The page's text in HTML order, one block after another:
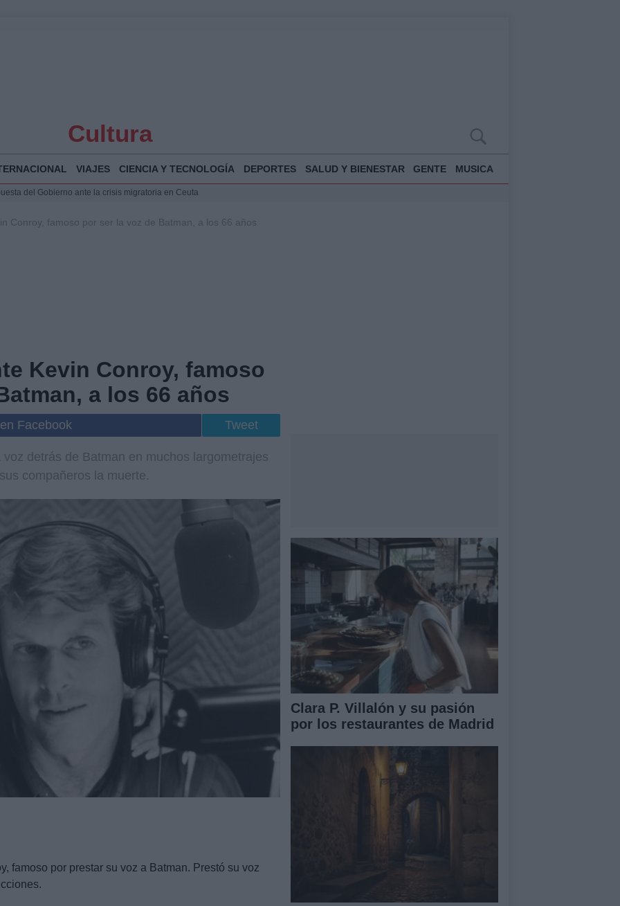
Cultura
VIAJES CIENCIA Y TECNOLOGÍA DEPORTES SALUD Y BIENESTAR GENTE MUSICA
del Gobierno ante la crisis migratoria en Ceuta
Jesús Vivas en Palma para analizar la situación en Ceuta
Conroy, famoso por ser la voz de Batman, a los 66 años
Kevin Conroy, famoso
a los 66 años
Facebook Tweet
detrás de Batman en muchos largometrajes
compañeros la muerte.
famoso por prestar su voz a Batman. Prestó su voz
Clara P. Villalón y su pasión
por los restaurantes de Madrid